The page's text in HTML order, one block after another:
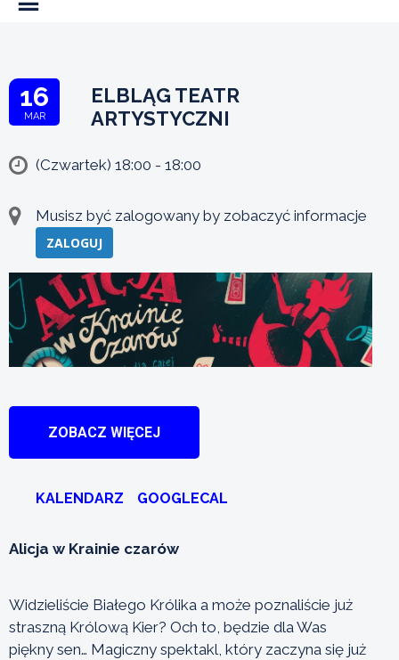
16
MAR
ELBLĄG TEATR
ARTYSTYCZNI
(Czwartek) 18:00 - 18:00
Musisz być zalogowany by zobaczyć informacje
ZALOGUJ
ZOBACZ WIĘCEJ
KALENDARZ GOOGLECAL
Alicja w Krainie czarów
Widzieliście Białego Królika a może poznaliście już
straszną Królową Kier? Och to, będzie dla Was
piękny sen… Magiczny spektakl, który zaczyna się już